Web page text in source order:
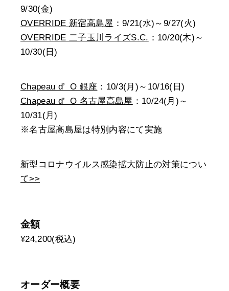
9/30(金)
OVERRIDE 新宿高島屋 ：9/21(水)～9/27(火)
OVERRIDE 二子玉川ライズS.C. ：10/20(木)～
10/30(日)
Chapeau d’ O 銀座 ：10/3(月)～10/16(日)
Chapeau d’ O 名古屋高島屋 ：10/24(月)～
10/31(月)
※名古屋高島屋は特別内容にて実施
新型コロナウイルス感染拡大防止の対策につい
て>>
金額
¥24,200(税込)
オーダー概要